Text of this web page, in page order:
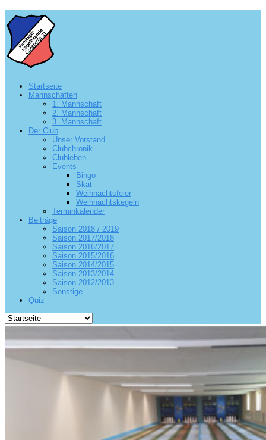
Startseite
Mannschaften
1. Mannschaft
2. Mannschaft
3. Mannschaft
Der Club
Unser Vorstand
Clubchronik
Clubleben
Events
Bingo
Skat
Weihnachtsfeier
Weihnachtskegeln
Terminkalender
Beiträge
Saison 2018 / 2019
Saison 2017/2018
Saison 2016/2017
Saison 2015/2016
Saison 2014/2015
Saison 2013/2014
Saison 2012/2013
Sonstige
Quiz